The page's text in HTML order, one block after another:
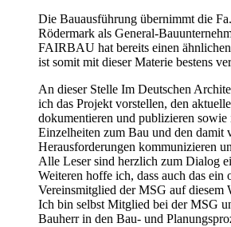
Die Bauausführung übernimmt die
Rödermark als General-
FAIRBAU hat bereits einen
ist somit mit dieser Materie bestens
An dieser Stelle Im Deutschen
ich das Projekt vorstellen, den
dokumentieren und publizieren
Einzelheiten zum Bau und den damit
Herausforderungen kommunizieren
Alle Leser sind herzlich zum Dialog
Weiteren hoffe ich, dass auch das ein
Vereinsmitglied der MSG auf diesem
Ich bin selbst Mitglied bei der MSG
Bauherr in den Bau- und